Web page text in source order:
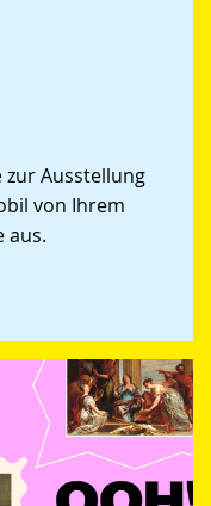
zur Ausstellung
von Ihrem
aus.